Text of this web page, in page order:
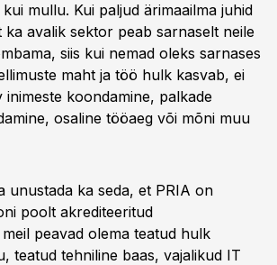
mullu. Kui paljud ärimaailma juhid
ka avalik sektor peab sarnaselt neile
siis kui nemad oleks sarnases
maht ja töö hulk kasvab, ei
inimeste koondamine, palkade
osaline tööaeg või mõni muu
unustada ka seda, et PRIA on
poolt akrediteeritud
peavad olema teatud hulk
teatud tehniline baas, vajalikud IT